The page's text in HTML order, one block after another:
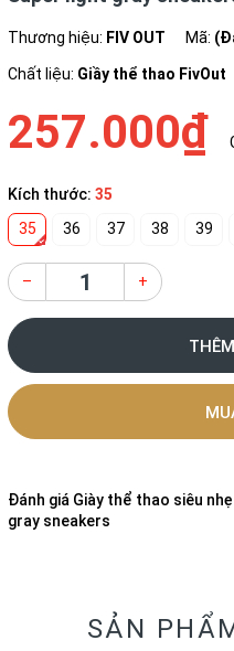
Thương hiệu: FIV OUT Mã:
Chất liệu: Giầy thể thao FivOut
257.000₫
Kích thước: 35
35
36 37 38 39
– +
Đánh giá Giày thể thao siêu
gray sneakers
SẢN